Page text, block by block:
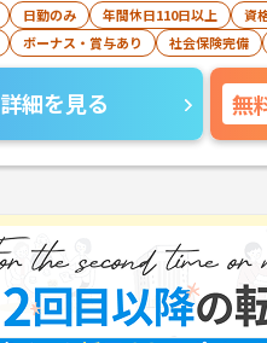
日勤のみ 年間休日110日以上 資
ボーナス・賞与あり 社会保険完備
詳細を見る 無